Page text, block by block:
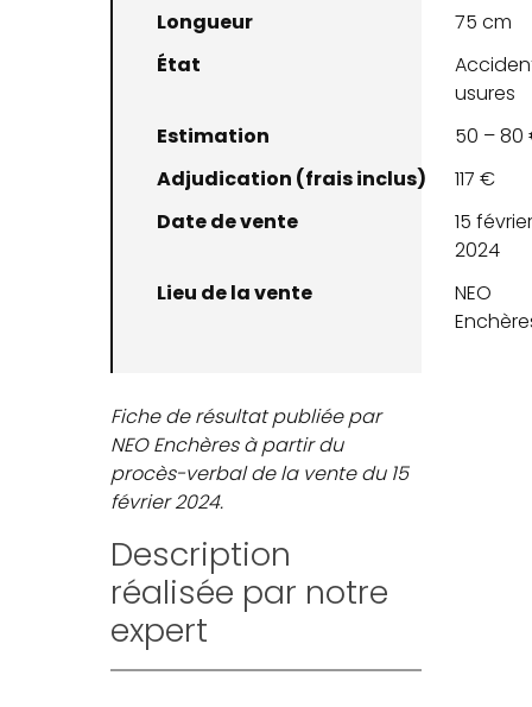
Longueur
75 cm
État
usures
Estimation
50 – 80
Adjudication (frais inclus)
117 €
Date de vente
15
2024
Lieu de la vente
NEO
Fiche de résultat publiée par
NEO Enchères à partir du
procès-verbal de la vente du 15
février 2024.
Description
réalisée par notre
expert